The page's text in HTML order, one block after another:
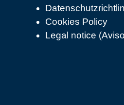
Cookies Policy
Legal notice